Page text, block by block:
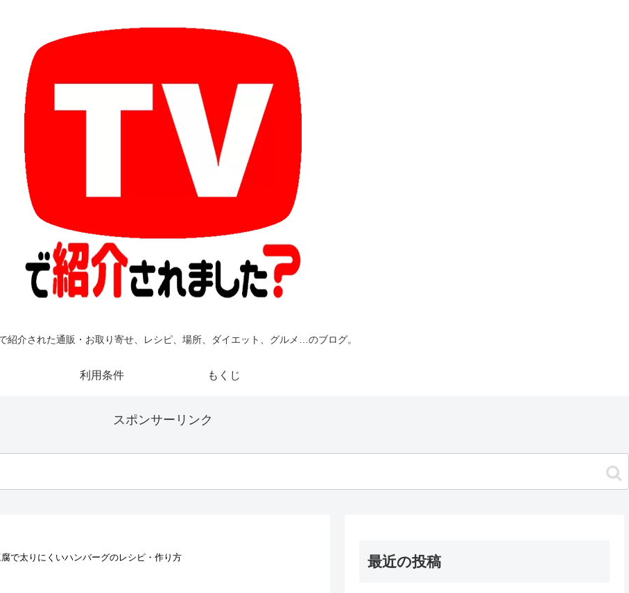
紹介された通販・お取り寄せ、レシピ、場所、ダイエット、グルメ…のブログ。
利用条件 もくじ
スポンサーリンク
で太りにくいハンバーグのレシピ・作り方 最近の投稿